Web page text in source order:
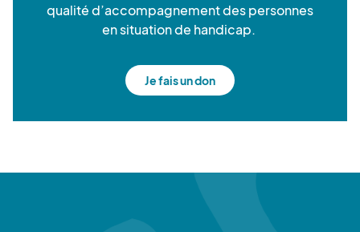
qualité d’accompagnement des personnes
en situation de handicap.
Je fais un don